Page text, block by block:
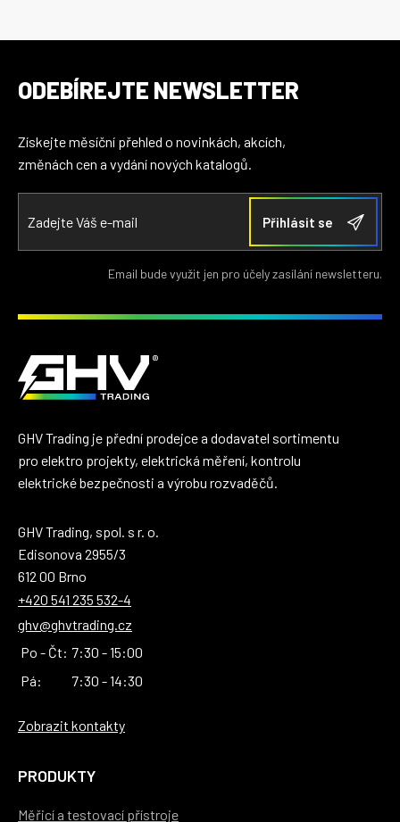
ODEBÍREJTE NEWSLETTER
Získejte měsíční přehled o novinkách, akcích,
změnách cen a vydání nových katalogů.
Email bude využit jen pro účely zasílání newsletteru.
GHV Trading je přední prodejce a dodavatel sortimentu
pro elektro projekty, elektrická měření, kontrolu
elektrické bezpečnosti a výrobu rozvaděčů.
GHV Trading, spol. s r. o.
Edisonova 2955/3
612 00 Brno
+420 541 235 532-4
ghv@ghvtrading.cz
Po - Čt: 7:30 - 15:00
Pá:
7:30 - 14:30
Zobrazit kontakty
PRODUKTY
Měřicí a testovací přístroje